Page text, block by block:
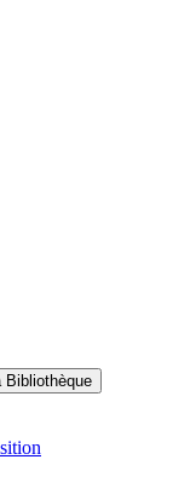
Bibliothèque